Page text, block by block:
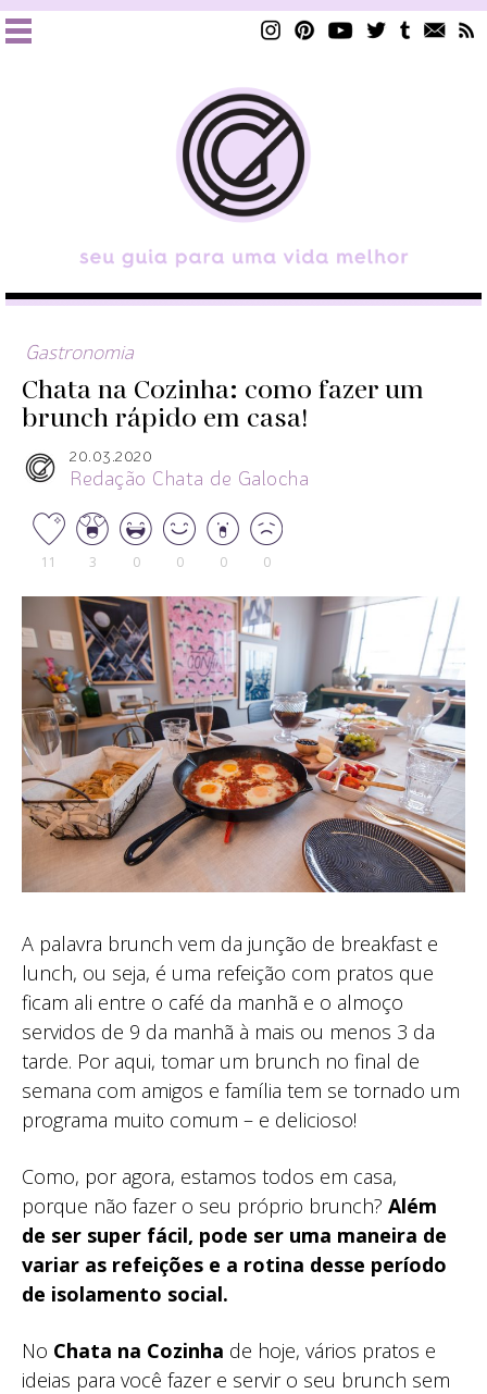
Gastronomia
Chata na Cozinha: como fazer um
brunch rápido em casa!
20.03.2020
Redação Chata de Galocha
11 3 0 0 0 0
A palavra brunch vem da junção de breakfast e
lunch, ou seja, é uma refeição com pratos que
ficam ali entre o café da manhã e o almoço
servidos de 9 da manhã à mais ou menos 3 da
tarde. Por aqui, tomar um brunch no final de
semana com amigos e família tem se tornado um
programa muito comum – e delicioso!
Como, por agora, estamos todos em casa,
porque não fazer o seu próprio brunch? Além
de ser super fácil, pode ser uma maneira de
variar as refeições e a rotina desse período
de isolamento social.
No Chata na Cozinha de hoje, vários pratos e
ideias para você fazer e servir o seu brunch sem